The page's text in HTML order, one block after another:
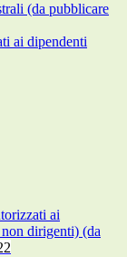
(da pubblicare
ai dipendenti
ai
dirigenti) (da